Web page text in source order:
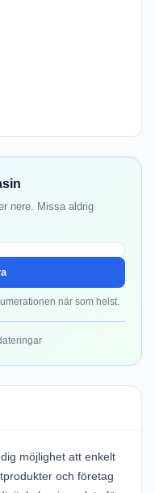
nere. Missa aldrig
när som helst.
möjlighet att enkelt
och företag